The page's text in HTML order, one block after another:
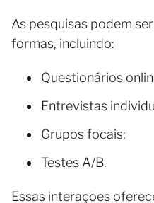
As pesquisas podem
formas, incluindo:
Questionários
Entrevistas
Grupos focais;
Testes A/B.
Essas interações